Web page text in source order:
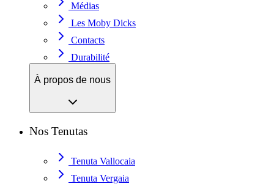
Médias
Les Moby Dicks
Contacts
Durabilité
À propos de nous
Nos Tenutas
Tenuta Vallocaia
Tenuta Vergaia